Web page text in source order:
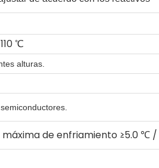
℃
alturas.
de enfriamiento ≥5.0 ℃ /